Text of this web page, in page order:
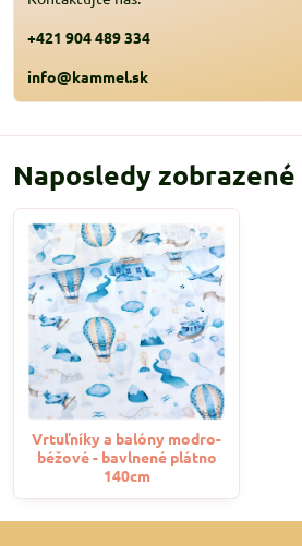
+421 904 489 334
info@kammel.sk
Naposledy zobrazené
Vrtuľníky a balóny modro-
béžové - bavlnené plátno
140cm